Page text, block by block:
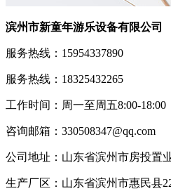
滨州市新童年游乐设备有限公司
服务热线：15954337890
服务热线：18325432265
工作时间：周一至周五8:00-18:00
咨询邮箱：330508347@qq.com
公司地址：山东省滨州市房投置
生产厂区：山东省滨州市惠民县